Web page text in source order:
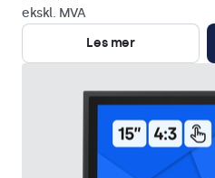
ekskl. MVA
Les mer